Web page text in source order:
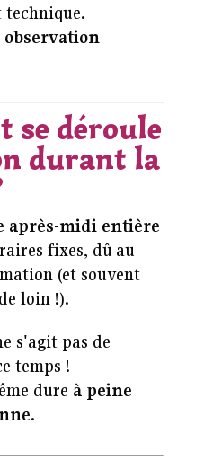
technique.
observation
se déroule
durant la
après-midi entière
fixes, dû au
(et souvent
loin !).
s'agit pas de
temps !
dure à peine
.